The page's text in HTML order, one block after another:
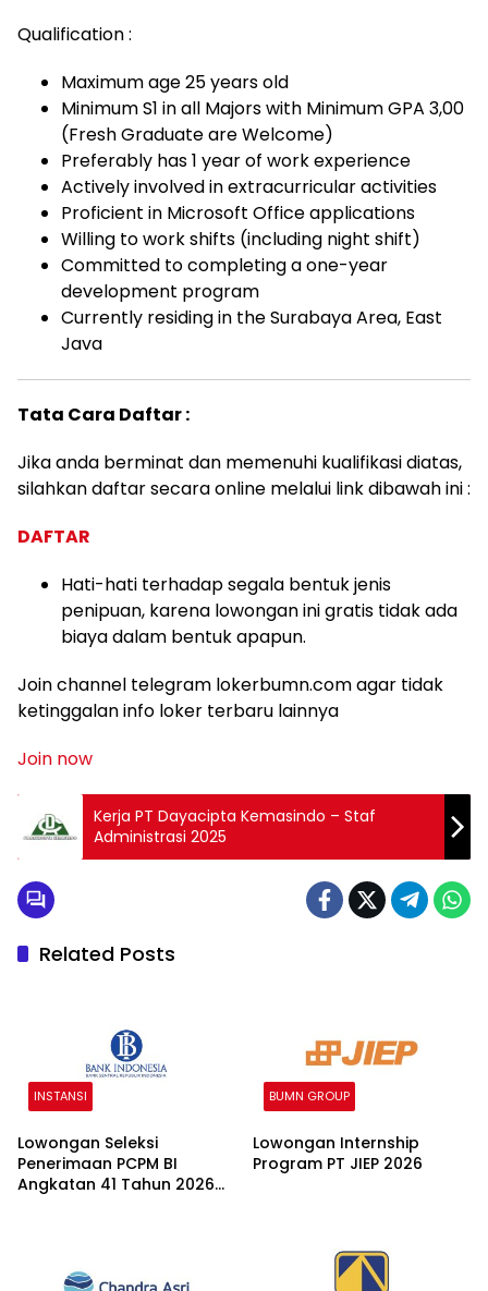
Qualification :
Maximum age 25 years old
Minimum S1 in all Majors with Minimum GPA 3,00
(Fresh Graduate are Welcome)
Preferably has 1 year of work experience
Actively involved in extracurricular activities
Proficient in Microsoft Office applications
Willing to work shifts (including night shift)
Committed to completing a one-year
development program
Currently residing in the Surabaya Area, East
Java
Tata Cara Daftar :
Jika anda berminat dan memenuhi kualifikasi diatas,
silahkan daftar secara online melalui link dibawah ini :
DAFTAR
Hati-hati terhadap segala bentuk jenis
penipuan, karena lowongan ini gratis tidak ada
biaya dalam bentuk apapun.
Join channel telegram lokerbumn.com agar tidak
ketinggalan info loker terbaru lainnya
Join now
Kerja PT Dayacipta Kemasindo – Staf
Administrasi 2025
Related Posts
INSTANSI
Lowongan Seleksi
Penerimaan PCPM BI
Angkatan 41 Tahun 2026
BUMN GROUP
Lowongan Internship
Program PT JIEP 2026